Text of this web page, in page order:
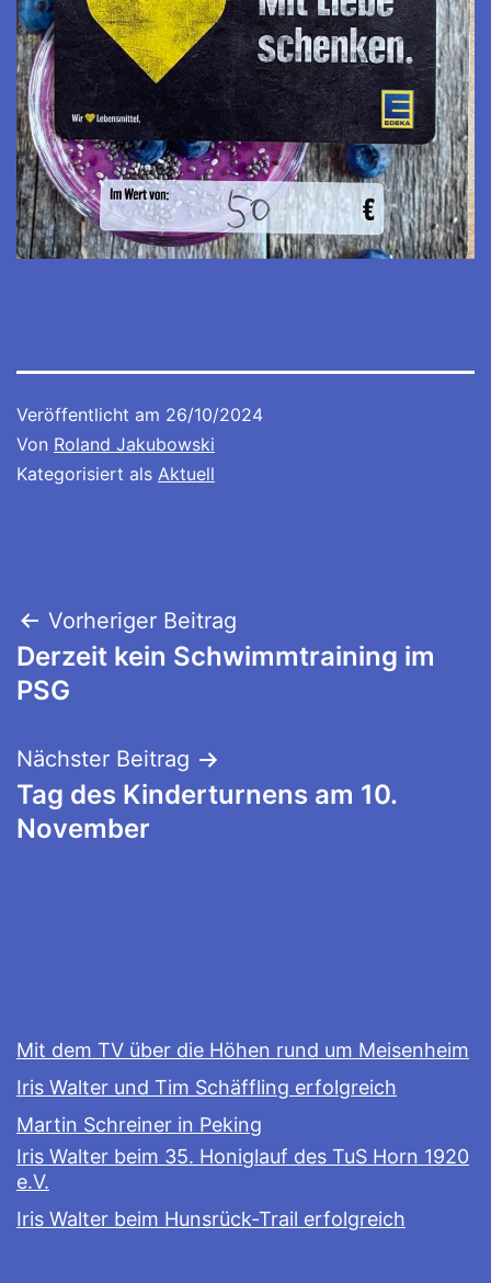
Veröffentlicht am 26/10/2024
Von Roland Jakubowski
Kategorisiert als Aktuell
Beitragsnavigation
Vorheriger Beitrag
Derzeit kein Schwimmtraining im
PSG
Nächster Beitrag
Tag des Kinderturnens am 10.
November
Mit dem TV über die Höhen rund um Meisenheim
Iris Walter und Tim Schäffling erfolgreich
Martin Schreiner in Peking
Iris Walter beim 35. Honiglauf des TuS Horn 1920
e.V.
Iris Walter beim Hunsrück-Trail erfolgreich